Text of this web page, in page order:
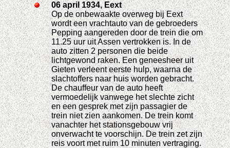
06 april 1934, Eext
Op de onbewaakte overweg bij Eext
wordt een vrachtauto van de gebroeders
Pepping aangereden door de trein die om
11.25 uur uit Assen vertrokken is. In de
auto zitten 2 personen die beide
lichtgewond raken. Een geneesheer uit
Gieten verleent eerste hulp, waarna de
slachtoffers naar huis worden gebracht.
De chauffeur van de auto heeft
vermoedelijk vanwege het slechte zicht
en een gesprek met zijn passagier de
trein niet zien aankomen. De trein komt
vanachter het stationsgebouw vrij
onverwacht te voorschijn. De trein zet zijn
reis voort met ruim 10 minuten vertraging.